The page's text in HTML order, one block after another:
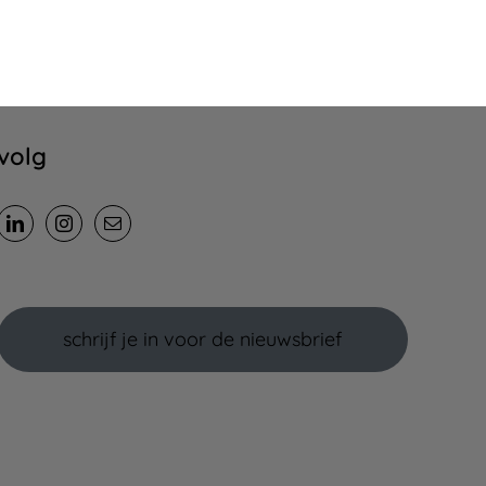
schrijf je in voor de nieuwsbrief